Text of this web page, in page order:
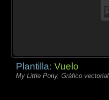
Plantilla:Vuelo
My Little Pony, Gráfico vectorial,